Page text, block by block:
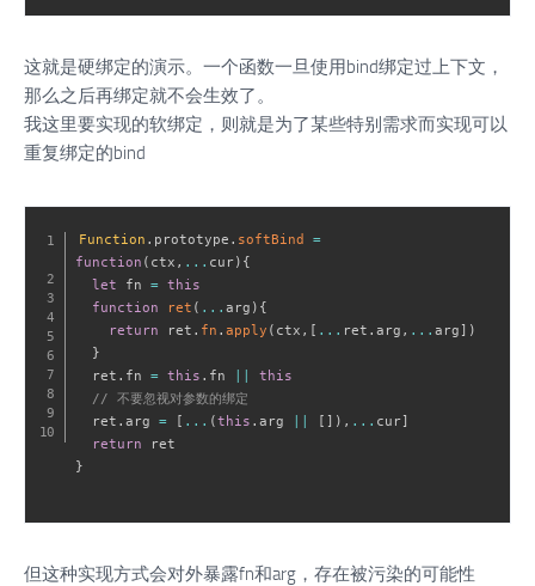
这就是硬绑定的演示。一个函数一旦使用bind绑定过上下文，
那么之后再绑定就不会生效了。
我这里要实现的软绑定，则就是为了某些特别需求而实现可以
重复绑定的bind
Function . prototype . softBind
=
function ( ctx , ... cur) {
let fn = this
function
ret ( ... arg ) {
return ret . fn . apply ( ctx , [ ... ret . arg , ... arg ] )
}
  ret
. fn = this . fn
this
// 不要忽视对参数的绑定
  ret
. arg = [ ... (this . arg [ ] ) , ... cur]
return
}
但这种实现方式会对外暴露fn和arg，存在被污染的可能性